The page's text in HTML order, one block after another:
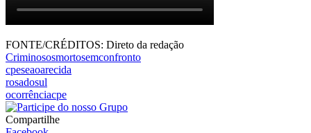
FONTE/CRÉDITOS: Direto da redação
Criminososmortosemconfronto
cpeseaoarecida
rosadosul
ocorrênciacpe
Compartilhe